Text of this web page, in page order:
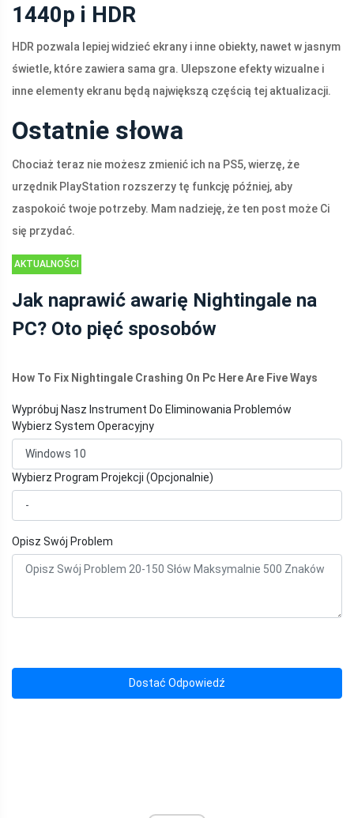
1440p i HDR
HDR pozwala lepiej widzieć ekrany i inne obiekty, nawet w jasnym
świetle, które zawiera sama gra. Ulepszone efekty wizualne i
inne elementy ekranu będą największą częścią tej aktualizacji.
Ostatnie słowa
Chociaż teraz nie możesz zmienić ich na PS5, wierzę, że
urzędnik PlayStation rozszerzy tę funkcję później, aby
zaspokoić twoje potrzeby. Mam nadzieję, że ten post może Ci
się przydać.
AKTUALNOŚCI
Jak naprawić awarię Nightingale na
PC? Oto pięć sposobów
How To Fix Nightingale Crashing On Pc Here Are Five Ways
Wypróbuj Nasz Instrument Do Eliminowania Problemów
Wybierz System Operacyjny
Wybierz Program Projekcji (Opcjonalnie)
Opisz Swój Problem
Dostać Odpowiedź